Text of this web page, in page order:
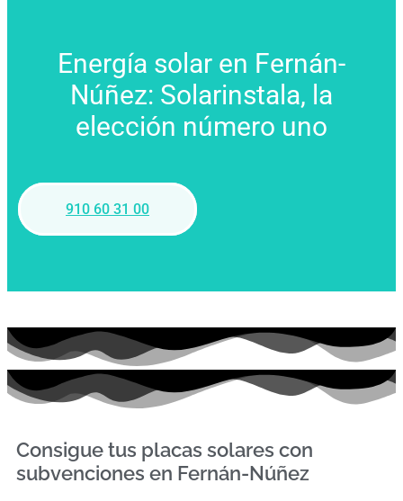
Energía solar en Fernán-
Núñez: Solarinstala, la
elección número uno
910 60 31 00
Consigue tus placas solares con
subvenciones en Fernán-Núñez